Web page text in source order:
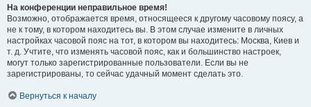
На конференции неправильное время!
Возможно, отображается время, относящееся к другому часовому поясу, а
не к тому, в котором находитесь вы. В этом случае измените в личных
настройках часовой пояс на тот, в котором вы находитесь: Москва, Киев и
т. д. Учтите, что изменять часовой пояс, как и большинство настроек,
могут только зарегистрированные пользователи. Если вы не
зарегистрированы, то сейчас удачный момент сделать это.
Вернуться к началу